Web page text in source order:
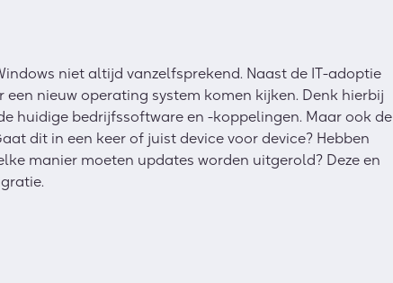
niet altijd vanzelfsprekend. Naast de IT-adoptie
nieuw operating system komen kijken. Denk hierbij
huidige bedrijfssoftware en -koppelingen. Maar ook de
dit in een keer of juist device voor device? Hebben
manier moeten updates worden uitgerold? Deze en